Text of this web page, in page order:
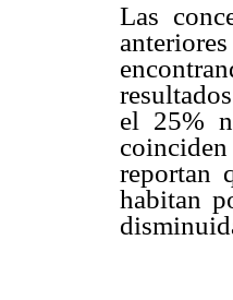
Las
el 25%
reportan
habitan